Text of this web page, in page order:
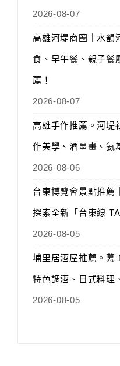
2026-08-07
高雄河堤商圈｜水
食、早午餐、親子餐
薦！
2026-08-07
高雄手作推薦。河堤
作美學、酒墨畫、氨
2026-08-06
台東博覽會景點推薦
探索全新「台東線
2026-08-05
埔里居酒屋推薦。慕
特色調酒、日式料理
2026-08-05